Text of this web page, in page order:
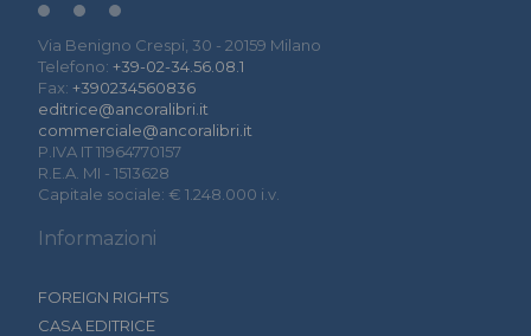
Via Benigno Crespi, 30 - 20159 Milano
Telefono: +39-02-34.56.08.1
Fax: +390234560836
editrice@ancoralibri.it
commerciale@ancoralibri.it
P.IVA IT 11964770157
R.E.A. MI - 1513628
Capitale sociale: € 1.248.000 i.v.
Informazioni
FOREIGN RIGHTS
CASA EDITRICE